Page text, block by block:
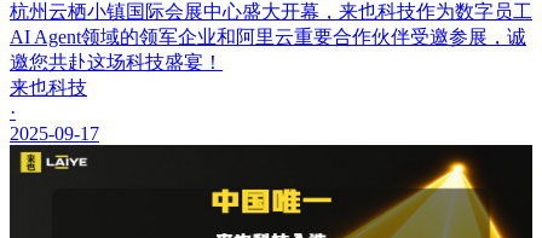
杭州云栖小镇国际会展中心盛大开幕，来也科技作为数字员工
AI Agent领域的领军企业和阿里云重要合作伙伴受邀参展，诚
邀您共赴这场科技盛宴！
来也科技
·
2025-09-17